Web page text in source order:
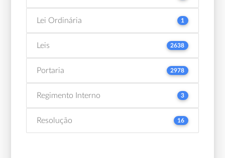
Lei Ordinária 1
Leis 2638
Portaria 2978
Regimento Interno 3
Resolução 16